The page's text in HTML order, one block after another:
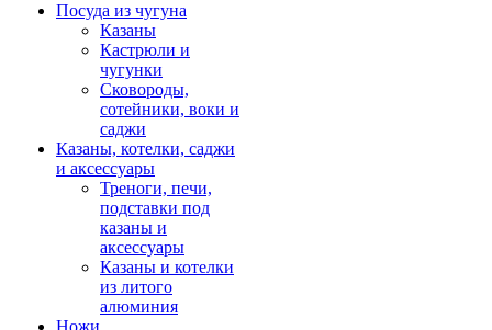
Посуда из чугуна
Казаны
Кастрюли и
чугунки
Сковороды,
сотейники, воки и
саджи
Казаны, котелки, саджи
и аксессуары
Треноги, печи,
подставки под
казаны и
аксессуары
Казаны и котелки
из литого
алюминия
Ножи